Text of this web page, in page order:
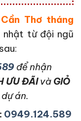
Thơ tháng
từ đội ngũ
để nhận
ƯU ĐÃIvàGIỎ
án.
0949.124.589